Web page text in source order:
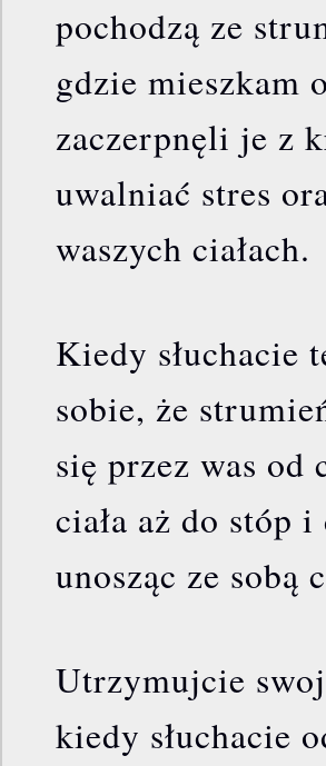
pochodzą ze
gdzie mieszkam
zaczerpnęli je z
uwalniać stres
waszych ciałach.
Kiedy słuchacie
sobie, że
się przez was od
ciała aż do stóp
unosząc ze sobą
Utrzymujcie
kiedy słuchacie